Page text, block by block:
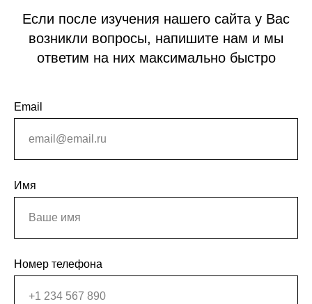
Если после изучения нашего сайта у Вас
возникли вопросы, напишите нам и мы
ответим на них максимально быстро
Email
Имя
Номер телефона